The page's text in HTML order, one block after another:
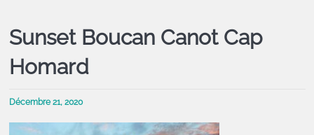
Sunset Boucan Canot Cap
Homard
Décembre 21, 2020